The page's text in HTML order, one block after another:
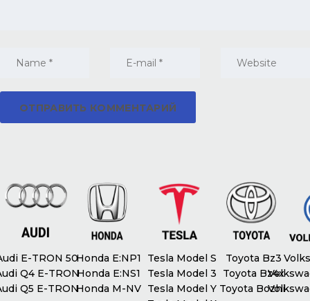
E-TRON 50
Q4 E-TRON
Q5 E-TRON
Honda E:NP1
Honda E:NS1
Honda M-NV
Tesla Model S
Tesla Model 3
Tesla Model Y
Toyota Bz3
Toyota Bz4x
Toyota Bozhi